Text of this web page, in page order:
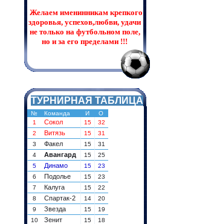
Желаем именинникам крепкого
здоровья, успехов,любви, удачи
не только на футбольном поле,
но и за его пределами !!!
ТУРНИРНАЯ ТАБЛИЦА
№ Команда И
О
1
Сокол 15
32
2
Витязь 15
31
3
Факел 15
31
4
Авангард 15
25
5
Динамо 15
23
6
Подолье 15
23
7
Калуга 15
22
8
Спартак-2 14
20
9
Звезда 15
19
10
Зенит 15
18